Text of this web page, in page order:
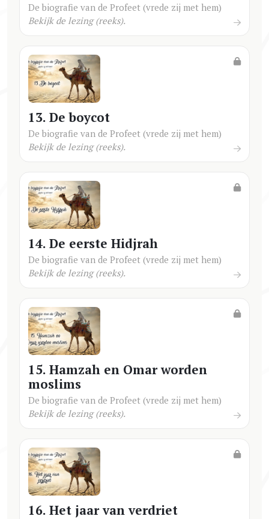
De biografie van de Profeet (vrede zij met hem)
Bekijk de lezing (reeks).
13. De boycot
De biografie van de Profeet (vrede zij met hem)
Bekijk de lezing (reeks).
14. De eerste Hidjrah
De biografie van de Profeet (vrede zij met hem)
Bekijk de lezing (reeks).
15. Hamzah en Omar worden
moslims
De biografie van de Profeet (vrede zij met hem)
Bekijk de lezing (reeks).
16. Het jaar van verdriet